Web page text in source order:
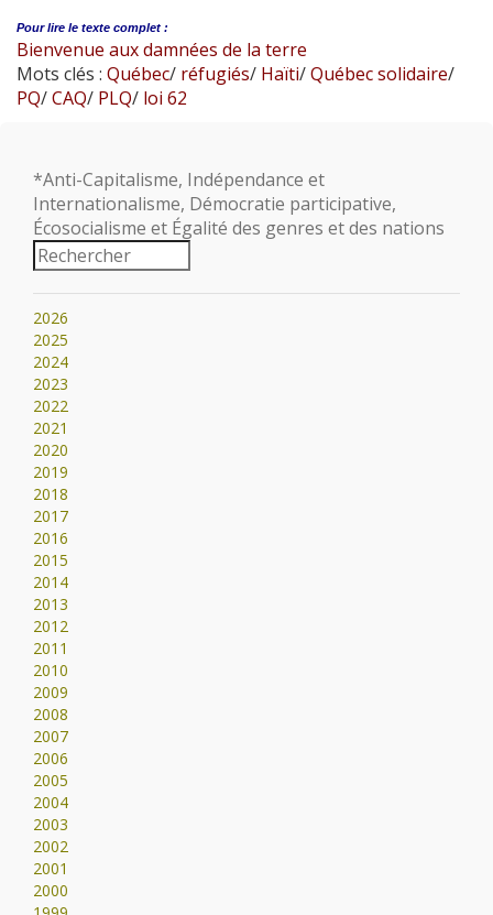
Pour lire le texte complet :
Bienvenue aux damnées de la terre
Mots clés : Québec/ réfugiés/ Haïti/Québec solidaire/
PQ/CAQ/ PLQ/ loi 62
*Anti-Capitalisme, Indépendance et
Internationalisme, Démocratie participative,
Écosocialisme et Égalité des genres et des nations
2026
2025
2024
2023
2022
2021
2020
2019
2018
2017
2016
2015
2014
2013
2012
2011
2010
2009
2008
2007
2006
2005
2004
2003
2002
2001
2000